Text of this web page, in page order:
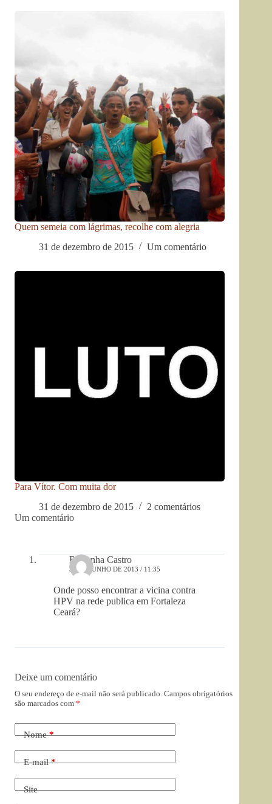
Quem semeia com lágrimas, recolhe com alegria
31 de dezembro de 2015
Um comentário
Para Vítor. Com muita dor
31 de dezembro de 2015
2 comentários
Um comentário
Rubynha Castro
30 DE JUNHO DE 2013 / 11:35
Onde posso encontrar a vicina contra
HPV na rede publica em Fortaleza
Ceará?
Deixe um comentário
O seu endereço de e-mail não será publicado. Campos obrigatórios
são marcados com *
Nome*
E-mail*
Site